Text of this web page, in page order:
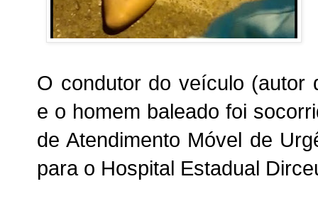
O condutor do veículo (autor
e o homem baleado foi
de Atendimento Móvel de
para o Hospital Estadual